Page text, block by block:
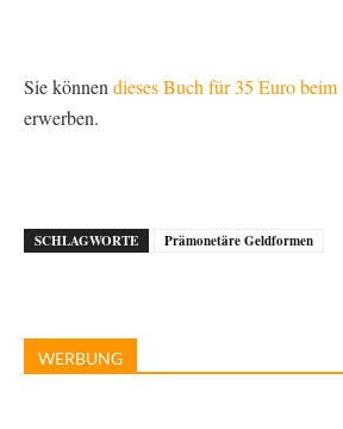
Sie können dieses Buch für 35 Euro
erwerben.
SCHLAGWORTE Prämonetäre Geldformen
WERBUNG